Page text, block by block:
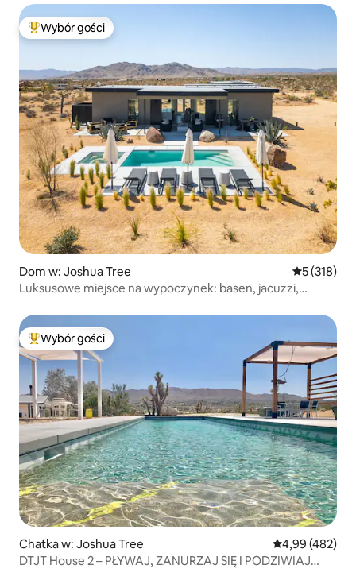
Najpopularniejsze z kategorii Wybór gości
Wybór gości
Dom w: Joshua Tree Średnia
5 (318)
Luksusowe miejsce na wypoczynek: basen, jacuzzi,
Najpopularniejsze z kategorii Wybór gości
Wybór gości
Chatka w: Joshua Tree Średnia
4,99 (482)
DTJT House 2 – PŁYWAJ, ZANURZAJ SIĘ I PODZIWIAJ